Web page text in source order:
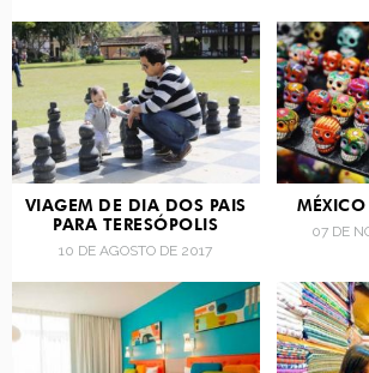
VIAGEM DE DIA DOS PAIS
PARA TERESÓPOLIS
10 DE AGOSTO DE 2017
MÉXICO
07 DE